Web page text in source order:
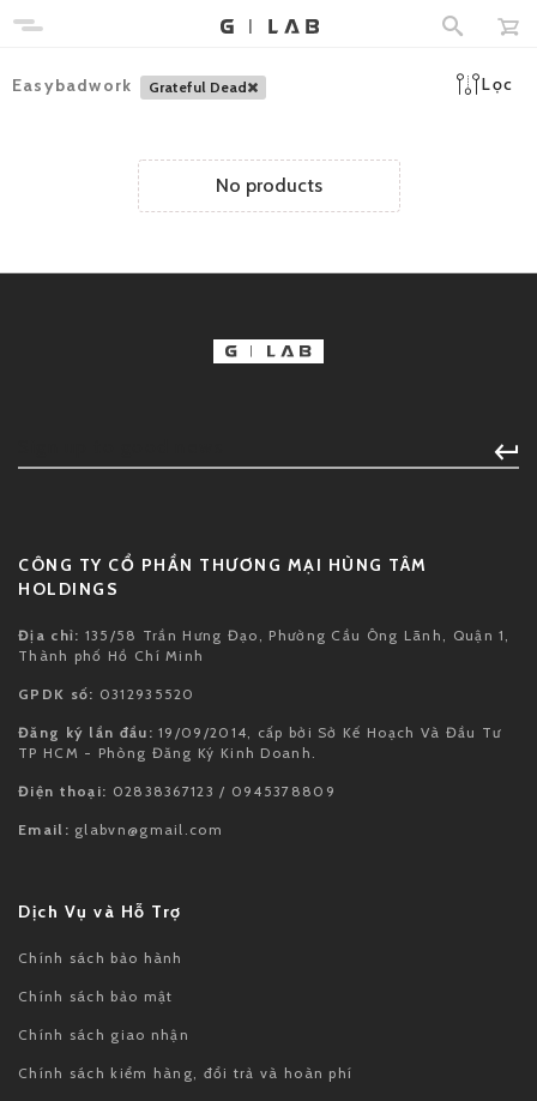
Easybadwork Grateful Dead Lọc
No products
CÔNG TY CỔ PHẦN THƯƠNG MẠI HÙNG TÂM
HOLDINGS
Địa chỉ: 135/58 Trần Hưng Đạo, Phường Cầu Ông Lãnh, Quận 1,
Thành phố Hồ Chí Minh
GPDK số: 0312935520
Đăng ký lần đầu: 19/09/2014, cấp bởi Sở Kế Hoạch Và Đầu Tư
TP HCM - Phòng Đăng Ký Kinh Doanh.
Điện thoại: 02838367123 / 0945378809
Email: glabvn@gmail.com
Dịch Vụ và Hỗ Trợ
Chính sách bảo hành
Chính sách bảo mật
Chính sách giao nhận
Chính sách kiểm hàng, đổi trả và hoàn phí